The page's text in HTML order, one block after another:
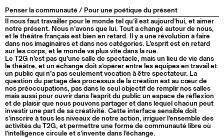
Penser la communauté / Pour une poétique du présent
Il nous faut travailler pour le monde tel qu’il est aujourd’hui, et aimer
notre présent. Nous n’avons que lui. Tout a changé autour de nous,
et le théâtre français est bien en retard. Il y a une révolution à faire
dans nos imaginaires et dans nos catégories. L’esprit est en retard
sur les corps, et le monde va plus vite dans la rue.
Le T2G n’est pas qu’une salle de spectacle, mais un lieu de vie dans
le théâtre, et un échange doit s’opérer entre les équipes en travail et
un public qui n’a pas seulement vocation à être spectateur. La
question du partage des processus de la création est au cœur de
nos préoccupations, pas dans le seul objectif de remplir nos salles
mais aussi pour ouvrir dans l’esprit du public un espace de réflexion
et de plaisir que nous pouvons partager et dans lequel chacun peut
investir une part de sa créativité. Cette interface sensible doit
s’inscrire à tous les niveaux de notre action, irriguer l’ensemble des
activités du T2G, et permettre une forme de communauté libre où
l’intelligence circule et s’invente dans l’échange.